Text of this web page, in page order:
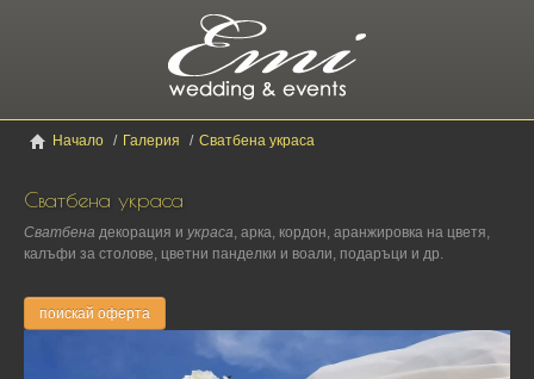
Начало / Галерия / Сватбена украса
Сватбена украса
Сватбена декорация и украса, арка, кордон, аранжировка на цветя,
калъфи за столове, цветни панделки и воали, подаръци и др.
поискай оферта